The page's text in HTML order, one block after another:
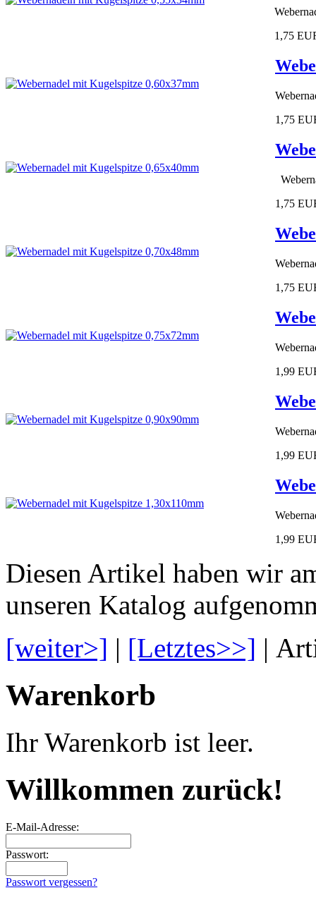
1,75
1,75
1,75
1,75
1,99
1,99
1,99
Diesen Artikel haben wir
unseren Katalog
[weiter>] | [Letztes>>] |
Warenkorb
Ihr Warenkorb ist leer.
Willkommen zurück!
E-Mail-Adresse:
Passwort:
Passwort vergessen?